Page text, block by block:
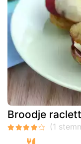
Broodje